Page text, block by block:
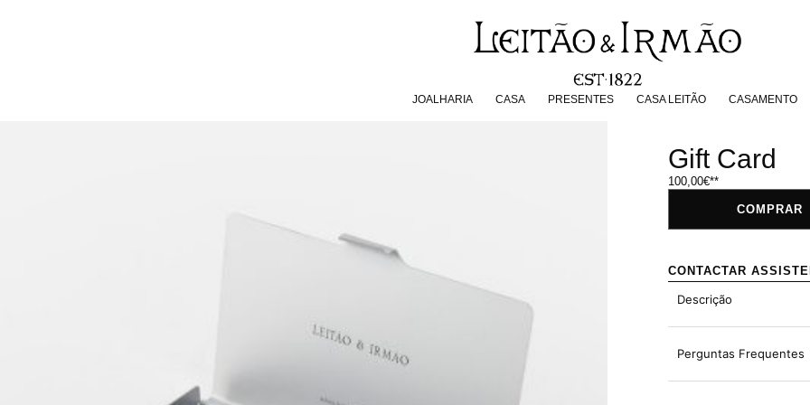
JOALHARIA CASA PRESENTES CASA LEITÃO CASAMENTO
PRESENTES CASA LEITÃO
Gift Card
100,00€
COMPRAR
CONTACTAR
Descrição
Perguntas Frequentes